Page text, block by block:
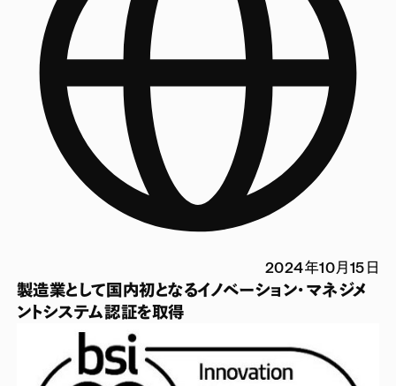
2024年10月15日
製造業として国内初となるイノベーション・マネジメ
ントシステム認証を取得